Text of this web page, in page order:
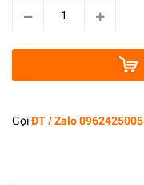
GọiĐT / Zalo 0962425005